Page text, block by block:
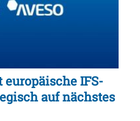
IFS-
auf nächstes